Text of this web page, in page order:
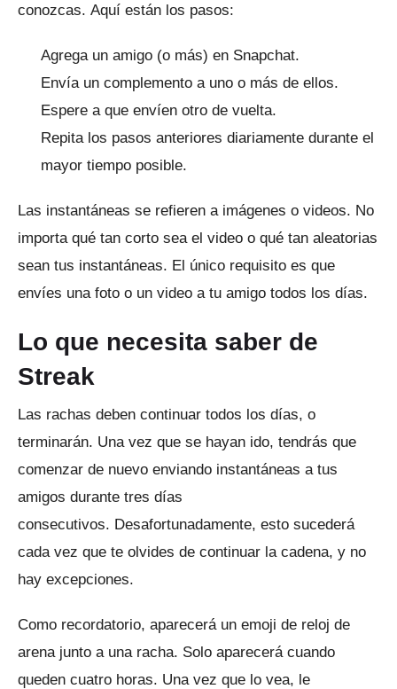
conozcas. Aquí están los pasos:
Agrega un amigo (o más) en Snapchat.
Envía un complemento a uno o más de ellos.
Espere a que envíen otro de vuelta.
Repita los pasos anteriores diariamente durante el
mayor tiempo posible.
Las instantáneas se refieren a imágenes o videos. No
importa qué tan corto sea el video o qué tan aleatorias
sean tus instantáneas. El único requisito es que
envíes una foto o un video a tu amigo todos los días.
Lo que necesita saber de
Streak
Las rachas deben continuar todos los días, o
terminarán. Una vez que se hayan ido, tendrás que
comenzar de nuevo enviando instantáneas a tus
amigos durante tres días
consecutivos. Desafortunadamente, esto sucederá
cada vez que te olvides de continuar la cadena, y no
hay excepciones.
Como recordatorio, aparecerá un emoji de reloj de
arena junto a una racha. Solo aparecerá cuando
queden cuatro horas. Una vez que lo vea, le